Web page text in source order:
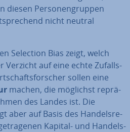
diesen Per­so­nen­grup­pen
nicht neutral
Selection Bias zeigt, welch
Verzicht auf eine echte Zu­falls­
sollen eine
machen, die möglichst re­prä­
des Landes ist. Die
aber auf Basis des Han­dels­re­
Kapital- und Han­dels­